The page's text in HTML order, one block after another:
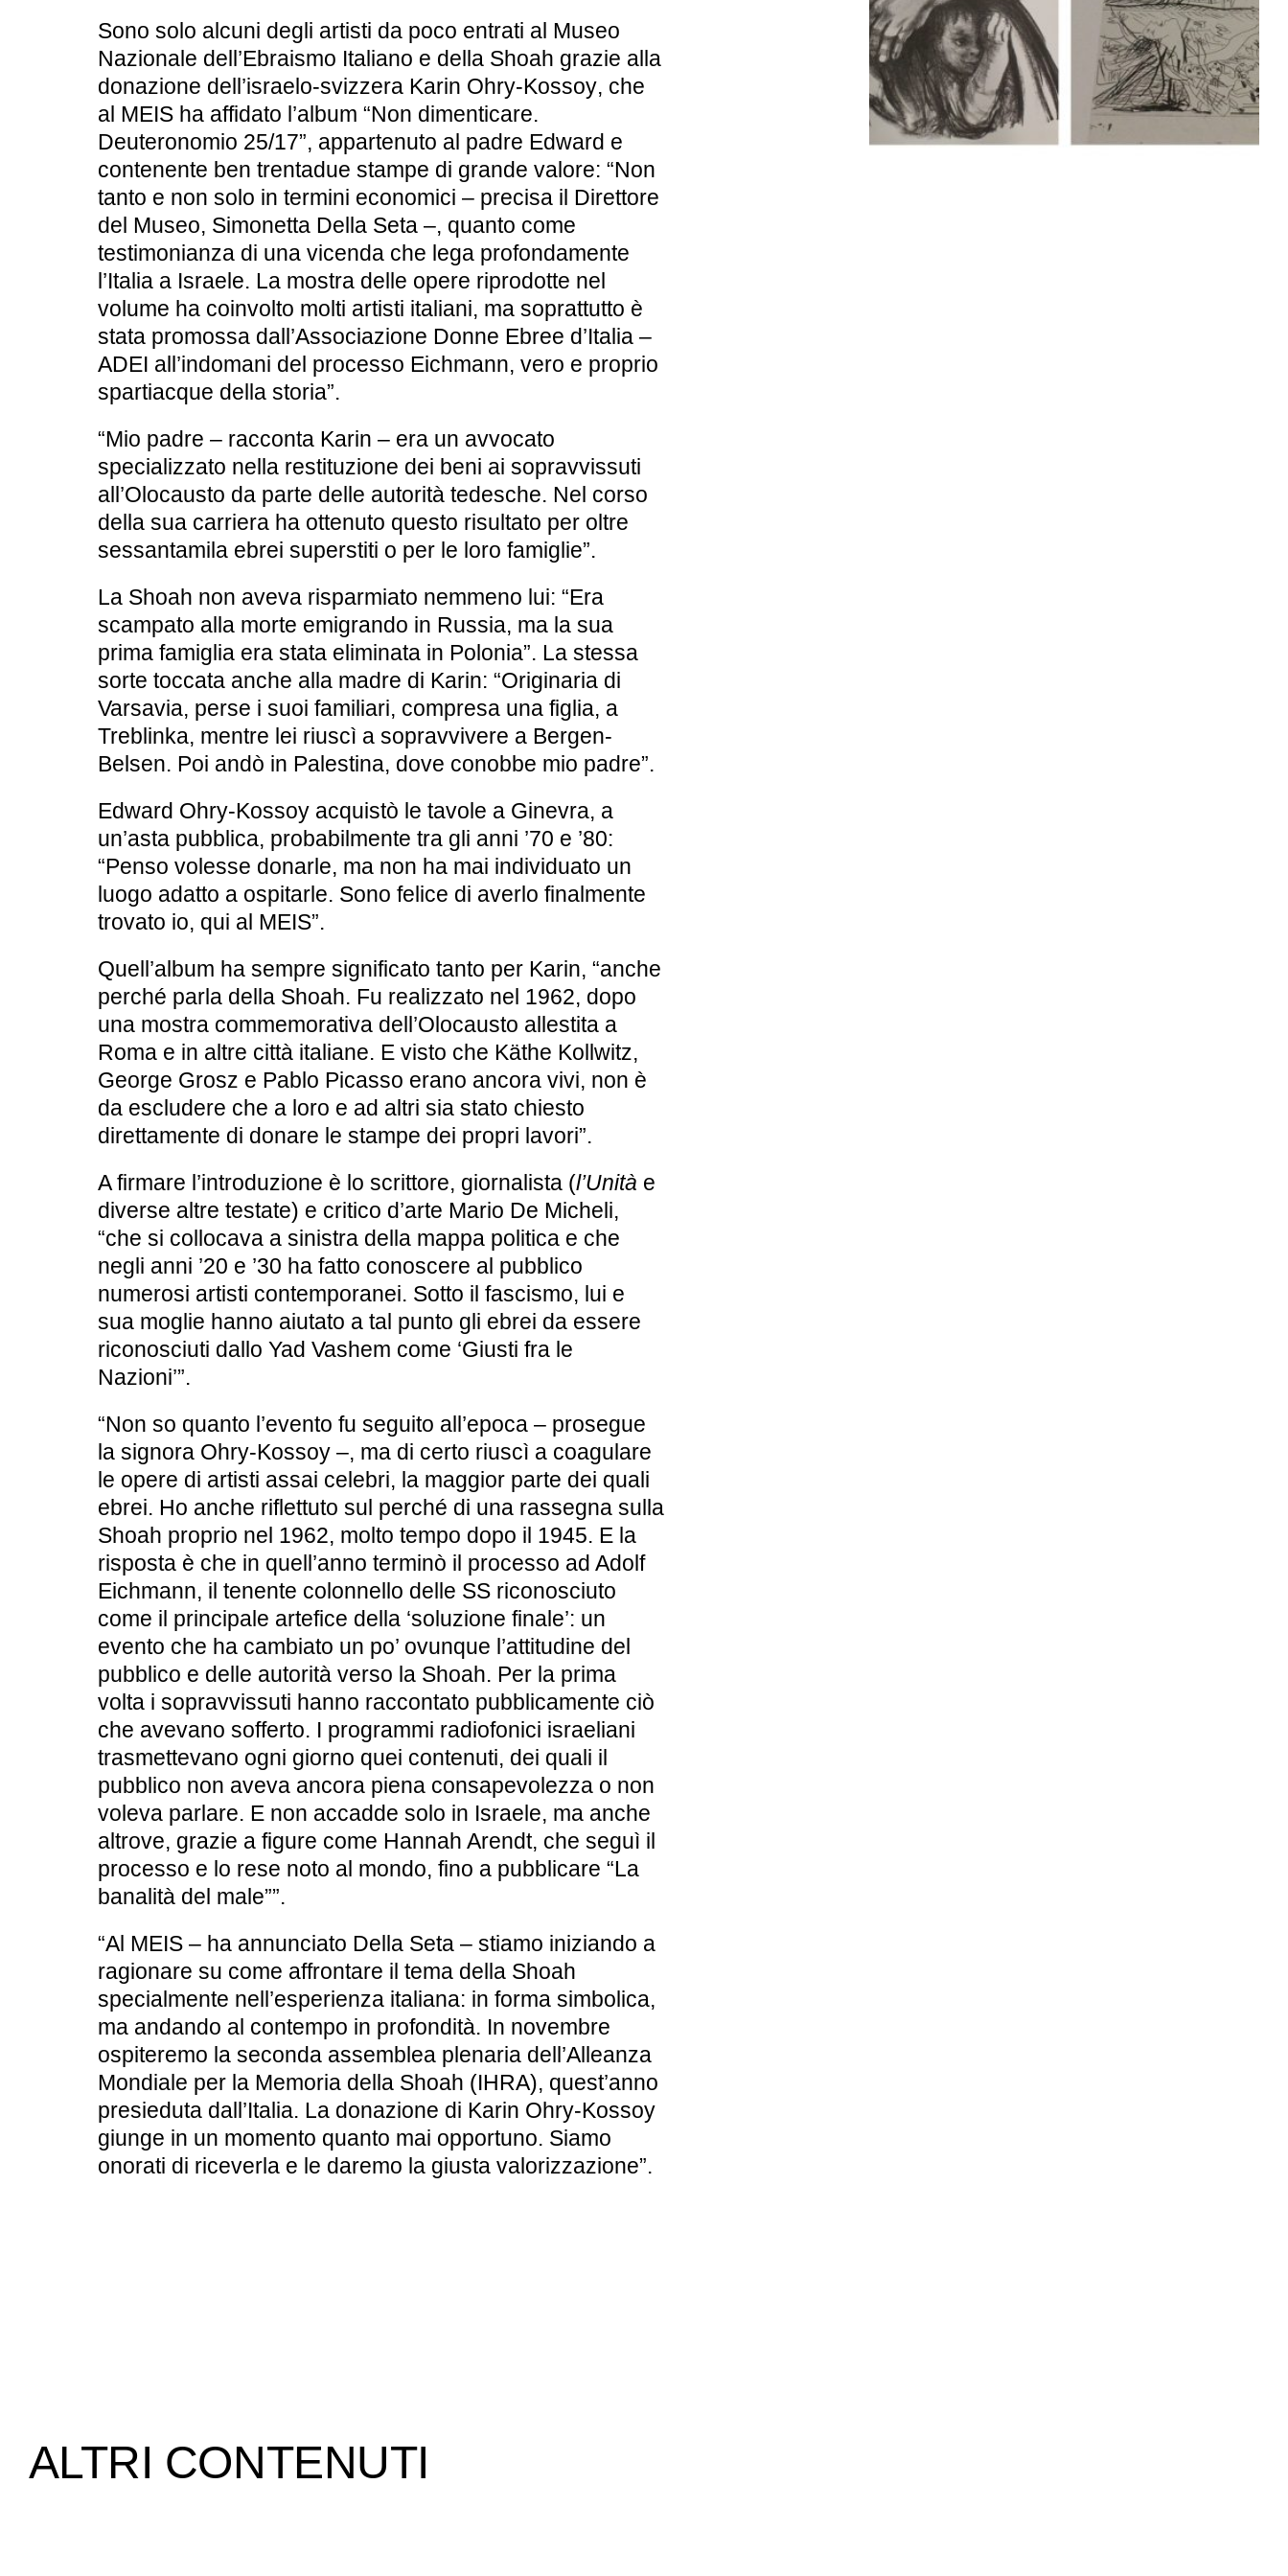
Sono solo alcuni degli artisti da poco entrati al Museo
Nazionale dell’Ebraismo Italiano e della Shoah grazie alla
donazione dell’israelo-svizzera Karin Ohry-Kossoy, che
al MEIS ha affidato l’album “Non dimenticare.
Deuteronomio 25/17”, appartenuto al padre Edward e
contenente ben trentadue stampe di grande valore: “Non
tanto e non solo in termini economici – precisa il Direttore
del Museo, Simonetta Della Seta–, quanto come
testimonianza di una vicenda che lega profondamente
l’Italia a Israele. La mostra delle opere riprodotte nel
volume ha coinvolto molti artisti italiani, ma soprattutto è
stata promossa dall’Associazione Donne Ebree d’Italia –
ADEI all’indomani del processo Eichmann, vero e proprio
spartiacque della storia”.
“Mio padre – racconta Karin – era un avvocato
specializzato nella restituzione dei beni ai sopravvissuti
all’Olocausto da parte delle autorità tedesche. Nel corso
della sua carriera ha ottenuto questo risultato per oltre
sessantamila ebrei superstiti o per le loro famiglie”.
La Shoah non aveva risparmiato nemmeno lui: “Era
scampato alla morte emigrando in Russia, ma la sua
prima famiglia era stata eliminata in Polonia”. La stessa
sorte toccata anche alla madre di Karin: “Originaria di
Varsavia, perse i suoi familiari, compresa una figlia, a
Treblinka, mentre lei riuscì a sopravvivere a Bergen-
Belsen. Poi andò in Palestina, dove conobbe mio padre”.
Edward Ohry-Kossoyacquistò le tavole a Ginevra, a
un’asta pubblica, probabilmente tra gli anni ’70 e ’80:
“Penso volesse donarle, ma non ha mai individuato un
luogo adatto a ospitarle. Sono felice di averlo finalmente
trovato io, qui al MEIS”.
Quell’album ha sempre significato tanto per Karin, “anche
perché parla della Shoah. Fu realizzato nel 1962, dopo
una mostra commemorativa dell’Olocausto allestita a
Roma e in altre città italiane. E visto che Käthe Kollwitz,
George Grosz e Pablo Picasso erano ancora vivi, non è
da escludere che a loro e ad altri sia stato chiesto
direttamente di donare le stampe dei propri lavori”.
A firmare l’introduzione è lo scrittore, giornalista (l’Unità e
diverse altre testate) e critico d’arte Mario De Micheli,
“che si collocava a sinistra della mappa politica e che
negli anni ’20 e ’30 ha fatto conoscere al pubblico
numerosi artisti contemporanei. Sotto il fascismo, lui e
sua moglie hanno aiutato a tal punto gli ebrei da essere
riconosciuti dallo Yad Vashem come ‘Giusti fra le
Nazioni’”.
“Non so quanto l’evento fu seguito all’epoca – prosegue
la signora Ohry-Kossoy –, ma di certo riuscì a coagulare
le opere di artisti assai celebri, la maggior parte dei quali
ebrei. Ho anche riflettuto sul perché di una rassegna sulla
Shoah proprio nel 1962, molto tempo dopo il 1945. E la
risposta è che in quell’anno terminò il processo ad Adolf
Eichmann, il tenente colonnello delle SS riconosciuto
come il principale artefice della ‘soluzione finale’: un
evento che ha cambiato un po’ ovunque l’attitudine del
pubblico e delle autorità verso la Shoah. Per la prima
volta i sopravvissuti hanno raccontato pubblicamente ciò
che avevano sofferto. I programmi radiofonici israeliani
trasmettevano ogni giorno quei contenuti, dei quali il
pubblico non aveva ancora piena consapevolezza o non
voleva parlare. E non accadde solo in Israele, ma anche
altrove, grazie a figure come Hannah Arendt, che seguì il
processo e lo rese noto al mondo, fino a pubblicare “La
banalità del male””.
“Al MEIS – ha annunciato Della Seta – stiamo iniziando a
ragionare su come affrontare il tema della Shoah
specialmente nell’esperienza italiana: in forma simbolica,
ma andando al contempo in profondità. In novembre
ospiteremo la seconda assemblea plenariadell’Alleanza
Mondiale per la Memoria della Shoah (IHRA), quest’anno
presieduta dall’Italia. La donazione di Karin Ohry-Kossoy
giunge in un momento quanto mai opportuno. Siamo
onorati di riceverla e le daremo la giusta valorizzazione”.
ALTRI CONTENUTI